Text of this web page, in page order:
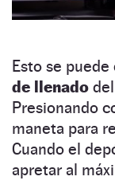
Esto se puede
de llenado
Presionando
maneta para
Cuando el
apretar al